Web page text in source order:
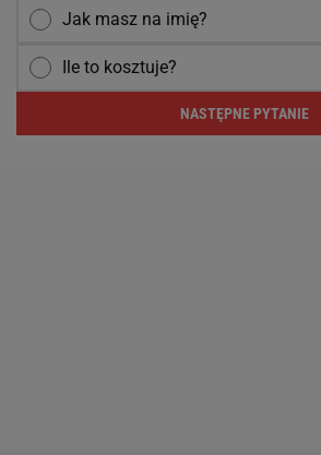
Jak masz na imię?
Ile to kosztuje?
NASTĘPNE PYTANIE